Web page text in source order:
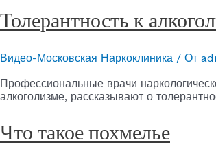
Толерантность к
Видео-Московская Наркоклиника / От
Профессиональные врачи
алкоголизме, рассказывают о
Что такое похмелье